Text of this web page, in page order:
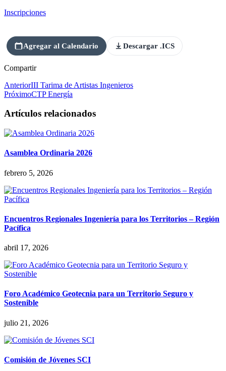
Inscripciones
Agregar al Calendario Descargar .ICS
Compartir
AnteriorIII Tarima de Artistas Ingenieros
PróximoCTP Energía
Artículos relacionados
Asamblea Ordinaria 2026
febrero 5, 2026
Encuentros Regionales Ingeniería para los Territorios – Región
Pacífica
abril 17, 2026
Foro Académico Geotecnia para un Territorio Seguro y
Sostenible
julio 21, 2026
Comisión de Jóvenes SCI